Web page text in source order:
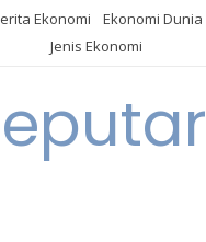
Ekonomi
Ekonomi Dunia
Jenis Ekonomi